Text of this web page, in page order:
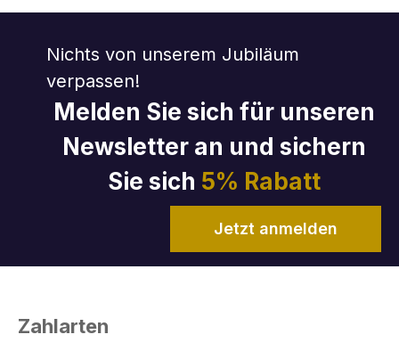
Nichts von unserem Jubiläum
verpassen!
Melden Sie sich für unseren
Newsletter an und sichern
Sie sich 5% Rabatt
Jetzt anmelden
Zahlarten